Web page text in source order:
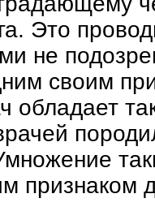
Это
не
своим
обладает
признаком